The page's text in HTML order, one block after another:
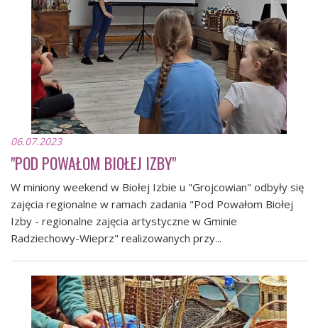
06.07.2023
"POD POWAŁOM BIOŁEJ IZBY"
W miniony weekend w Biołej Izbie u "Grojcowian" odbyły się
zajęcia regionalne w ramach zadania "Pod Powałom Biołej
Izby - regionalne zajęcia artystyczne w Gminie
Radziechowy-Wieprz" realizowanych przy...